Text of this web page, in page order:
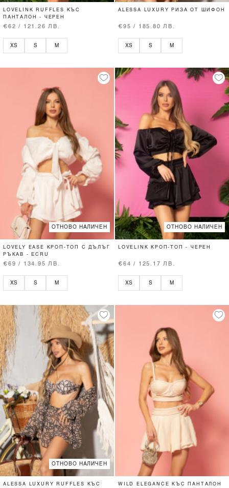
LOVELINK RUFFLES КЪС
ПАНТАЛОН - ЧЕРЕН
€62 / 121.26 ЛВ.
XS S M
ALESSA LUXURY РИЗА ОТ ШИФОН
€95 / 185.80 ЛВ.
XS S M
ОТНОВО НАЛИЧЕН
LOVELY EASE КРОП-ТОП С ДЪЛЪГ
РЪКАВ - ECRU
€69 / 134.95 ЛВ.
XS S M
ОТНОВО НАЛИЧЕН
LOVELINK КРОП-ТОП - ЧЕРЕН
€64 / 125.17 ЛВ.
XS S M
ОТНОВО НАЛИЧЕН
ALESSA LUXURY RUFFLES КЪС WILD ELEGANCE КЪС ПАНТАЛОН